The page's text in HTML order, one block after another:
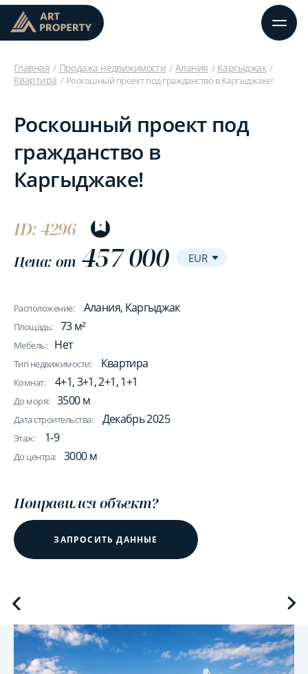
Главная Продажа недвижимости Алания
Каргыджак
Квартира
Роскошный проект под гражданство в Каргыджаке!
Роскошный проект под
гражданство в
Каргыджаке!
ID: 4296
Цена: от 457 000
Расположение: Алания, Каргыджак
Площадь: 73 м²
Мебель: Нет
Тип недвижимости: Квартира
Комнат: 4+1, 3+1, 2+1, 1+1
До моря: 3500 м
Дата строительства: Декабрь 2025
Этаж: 1-9
До центра: 3000 м
Понравился объект?
ЗАПРОСИТЬ ДАННЫЕ